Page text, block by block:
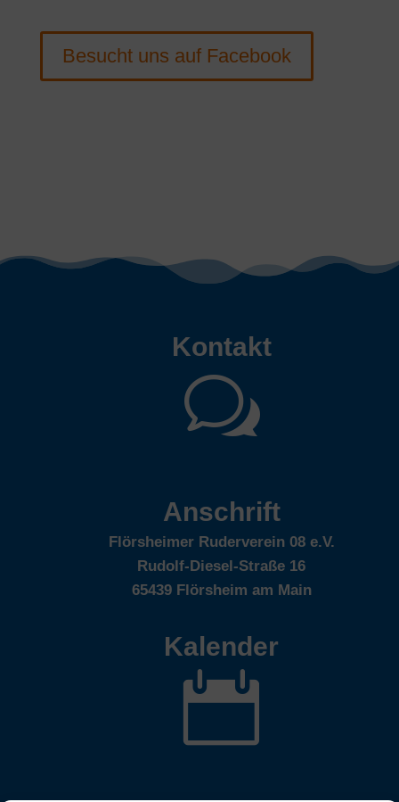
Besucht uns auf Facebook
Kontakt
w
Anschrift
Flörsheimer Ruderverein 08 e.V.
Rudolf-Diesel-Straße 16
65439 Flörsheim am Main
Kalender
